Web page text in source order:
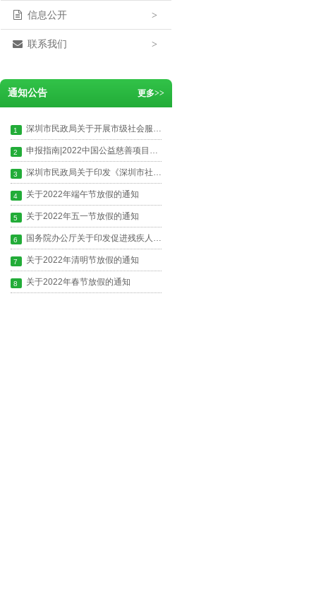
信息公开 >
联系我们 >
通知公告 更多>>
1 深圳市民政局关于开展市级社会服务机构非营利性自查自纠工作的通知
2 申报指南|2022中国公益慈善项目大赛启动申报
3 深圳市民政局关于印发《深圳市社会组织年度工作报告实施办法》的通知
4 关于2022年端午节放假的通知
5 关于2022年五一节放假的通知
6 国务院办公厅关于印发促进残疾人 就业三年行动方案（2022—2024年）的通知
7 关于2022年清明节放假的通知
8 关于2022年春节放假的通知